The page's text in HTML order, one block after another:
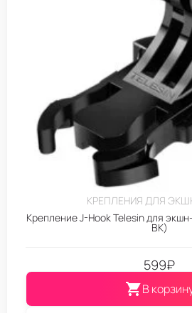
КРЕПЛЕНИЯ ДЛЯ
Крепление J-Hook Telesin для
BK)
599₽
В